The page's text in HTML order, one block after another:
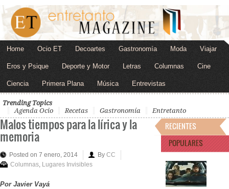
Home Ocio ET Decoartes Gastronomía Moda Viajar
Eros y Psique Deporte y Motor Letras Columnas Cine
Ciencia Primera Plana Música Entrevistas
Trending Topics
Agenda Ocio
Recetas Gastronomía Entretanto
Malos tiempos para la lírica y la
memoria
Posted on 7 enero, 2014 By CC
Columnas Lugares Invisibles
Por Javier Vayá
RECIENTES
POPULARES